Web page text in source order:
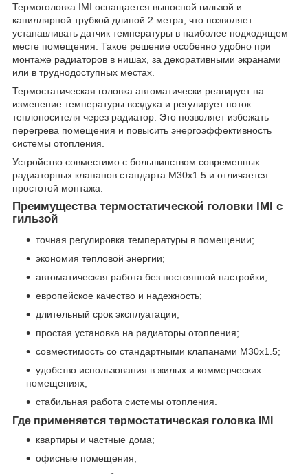
Термоголовка IMI оснащается выносной гильзой и
капиллярной трубкой длиной 2 метра, что позволяет
устанавливать датчик температуры в наиболее подходящем
месте помещения. Такое решение особенно удобно при
монтаже радиаторов в нишах, за декоративными экранами
или в труднодоступных местах.
Термостатическая головка автоматически реагирует на
изменение температуры воздуха и регулирует поток
теплоносителя через радиатор. Это позволяет избежать
перегрева помещения и повысить энергоэффективность
системы отопления.
Устройство совместимо с большинством современных
радиаторных клапанов стандарта M30x1.5 и отличается
простотой монтажа.
Преимущества термостатической головки IMI с
гильзой
точная регулировка температуры в помещении;
экономия тепловой энергии;
автоматическая работа без постоянной настройки;
европейское качество и надежность;
длительный срок эксплуатации;
простая установка на радиаторы отопления;
совместимость со стандартными клапанами M30x1.5;
удобство использования в жилых и коммерческих
помещениях;
стабильная работа системы отопления.
Где применяется термостатическая головка IMI
квартиры и частные дома;
офисные помещения;